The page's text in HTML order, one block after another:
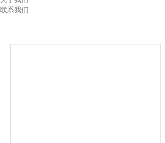
联系我们